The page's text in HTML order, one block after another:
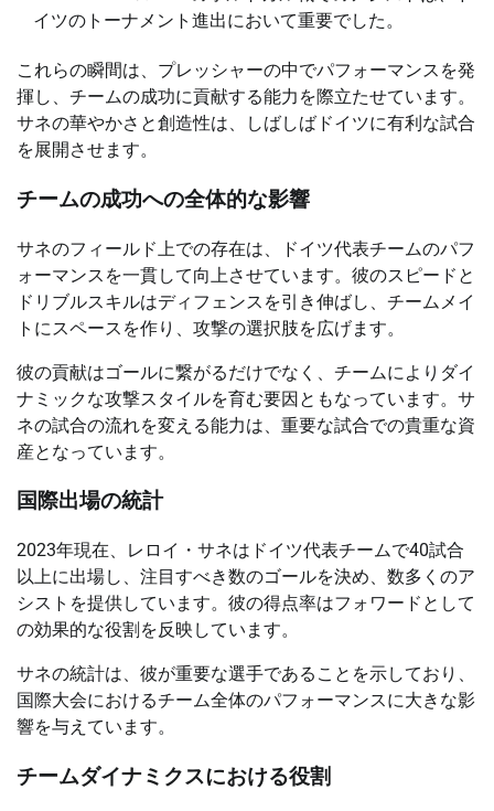
イツのトーナメント進出において重要でした。
これらの瞬間は、プレッシャーの中でパフォーマンスを発
揮し、チームの成功に貢献する能力を際立たせています。
サネの華やかさと創造性は、しばしばドイツに有利な試合
を展開させます。
チームの成功への全体的な影響
サネのフィールド上での存在は、ドイツ代表チームのパフ
ォーマンスを一貫して向上させています。彼のスピードと
ドリブルスキルはディフェンスを引き伸ばし、チームメイ
トにスペースを作り、攻撃の選択肢を広げます。
彼の貢献はゴールに繋がるだけでなく、チームによりダイ
ナミックな攻撃スタイルを育む要因ともなっています。サ
ネの試合の流れを変える能力は、重要な試合での貴重な資
産となっています。
国際出場の統計
2023年現在、レロイ・サネはドイツ代表チームで40試合
以上に出場し、注目すべき数のゴールを決め、数多くのア
シストを提供しています。彼の得点率はフォワードとして
の効果的な役割を反映しています。
サネの統計は、彼が重要な選手であることを示しており、
国際大会におけるチーム全体のパフォーマンスに大きな影
響を与えています。
チームダイナミクスにおける役割